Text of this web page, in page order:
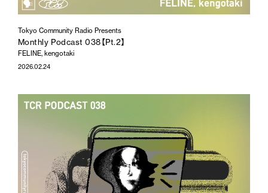
Tokyo Community Radio Presents
Monthly Podcast 038【Pt.2】
FELINE, kengotaki
2026.02.24